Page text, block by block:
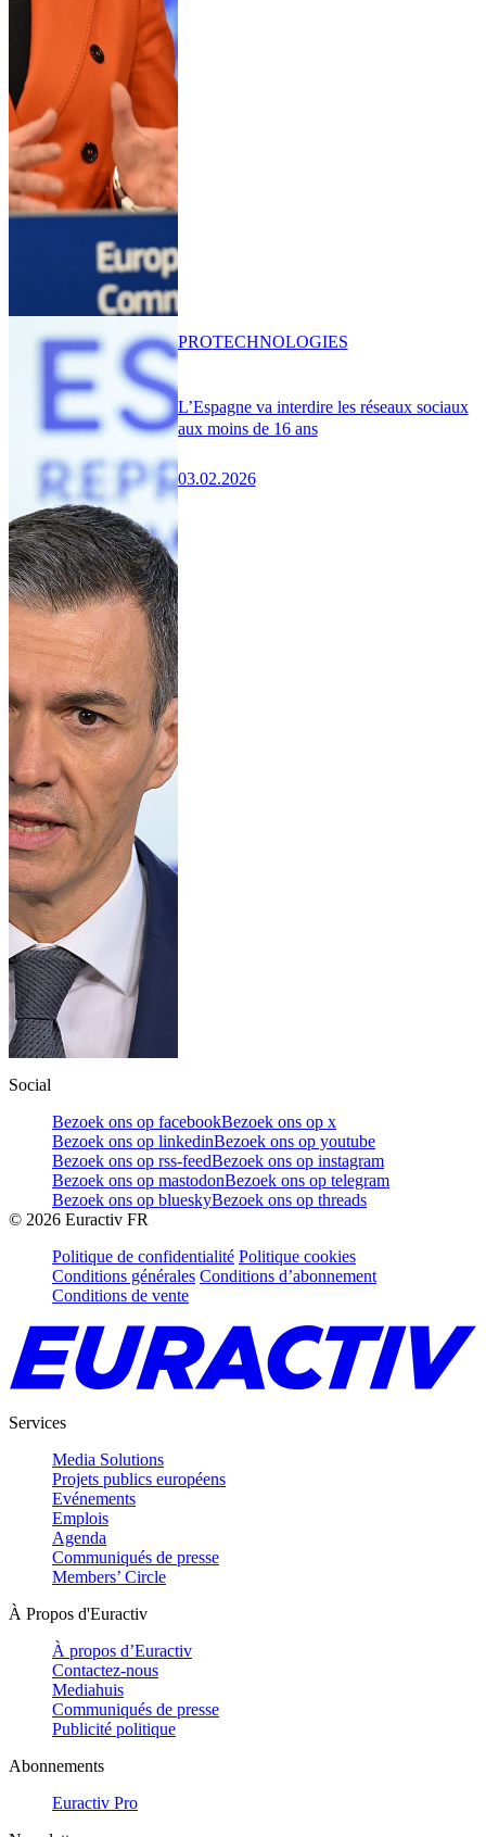
L’Espagne va interdire les réseaux sociaux
aux moins de 16 ans
03.02.2026
PROTECHNOLOGIES
Social
Bezoek ons op facebookBezoek ons op x
Bezoek ons op linkedinBezoek ons op youtube
Bezoek ons op rss-feedBezoek ons op instagram
Bezoek ons op mastodonBezoek ons op telegram
Bezoek ons op blueskyBezoek ons op threads
© 2026 Euractiv FR
Politique de confidentialité Politique cookies
Conditions générales Conditions d’abonnement
Conditions de vente
Services
Media Solutions
Projets publics européens
Evénements
Emplois
Agenda
Communiqués de presse
Members’ Circle
À Propos d'Euractiv
À propos d’Euractiv
Contactez-nous
Mediahuis
Communiqués de presse
Publicité politique
Abonnements
Euractiv Pro